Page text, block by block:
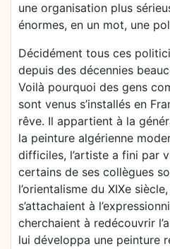
une organisation plus
énormes, en un mot, une
Décidément tous ces
depuis des décennies
Voilà pourquoi des gens
sont venus s’installés en
rêve. Il appartient à la
la peinture algérienne
difficiles, l’artiste a fini par
certains de ses collègues
l’orientalisme du XIXe
s’attachaient à
cherchaient à redécouvrir
lui développa une peinture